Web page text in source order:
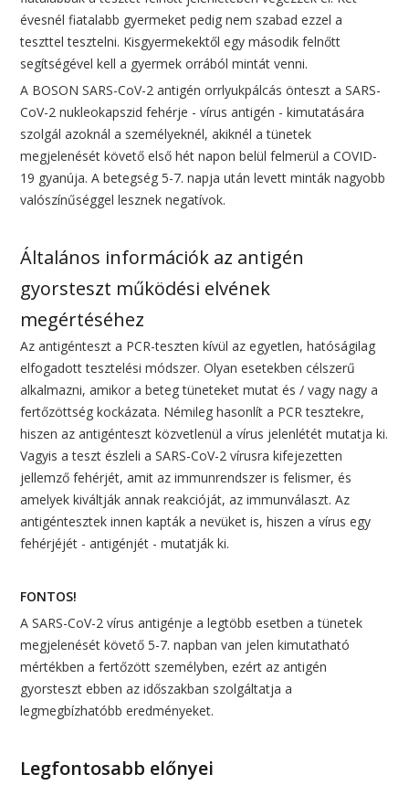
évesnél fiatalabb gyermeket pedig nem szabad ezzel a
teszttel tesztelni. Kisgyermekektől egy második felnőtt
segítségével kell a gyermek orrából mintát venni.
A BOSON SARS-CoV-2 antigén orrlyukpálcás önteszt a SARS-
CoV-2 nukleokapszid fehérje - vírus antigén - kimutatására
szolgál azoknál a személyeknél, akiknél a tünetek
megjelenését követő első hét napon belül felmerül a COVID-
19 gyanúja. A betegség 5-7. napja után levett minták nagyobb
valószínűséggel lesznek negatívok.
Általános információk az antigén
gyorsteszt működési elvének
megértéséhez
Az antigénteszt a PCR-teszten kívül az egyetlen, hatóságilag
elfogadott tesztelési módszer. Olyan esetekben célszerű
alkalmazni, amikor a beteg tüneteket mutat és / vagy nagy a
fertőzöttség kockázata. Némileg hasonlít a PCR tesztekre,
hiszen az antigénteszt közvetlenül a vírus jelenlétét mutatja ki.
Vagyis a teszt észleli a SARS-CoV-2 vírusra kifejezetten
jellemző fehérjét, amit az immunrendszer is felismer, és
amelyek kiváltják annak reakcióját, az immunválaszt. Az
antigéntesztek innen kapták a nevüket is, hiszen a vírus egy
fehérjéjét - antigénjét - mutatják ki.
FONTOS!
A SARS-CoV-2 vírus antigénje a legtöbb esetben a tünetek
megjelenését követő 5-7. napban van jelen kimutatható
mértékben a fertőzött személyben, ezért az antigén
gyorsteszt ebben az időszakban szolgáltatja a
legmegbízhatóbb eredményeket.
Legfontosabb előnyei